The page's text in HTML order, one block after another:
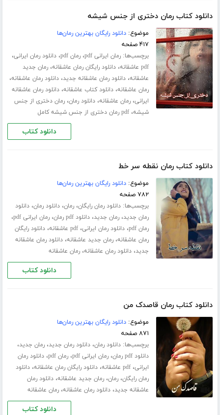
دانلود کتاب رمان دختری از جنس شیشه
موضوع:دانلود رایگان بهترین رمان‌ها
۴۱۷ صفحه
برچسب‌ها:رمان ایرانی pdf ،رمان pdf ،دانلود رمان ایرانی،
pdf عاشقانه ،دانلود رایگان رمان عاشقانه،رمان جدید
عاشقانه،دانلود رمان عاشقانه جدید،دانلود رمان عاشقانه،
رمان عاشقانه،دانلود کتاب عاشقانه،دانلود رمان عاشقانه
ایرانی،رمان عاشقانه،دانلود رمان،رمان دختری از جنس
شیشه،pdf رمان دختری از جنس شیشه کامل
دانلود کتاب
دانلود کتاب رمان نقطه سر خط
موضوع:دانلود رایگان بهترین رمان‌ها
۷۸۲ صفحه
برچسب‌ها:دانلود رمان رایگان،رمان،دانلود رمان،دانلود
رمان جدید،رمان جدید،دانلود pdf رمان ،رمان ایرانی pdf ،
رمان pdf ،دانلود رمان ایرانی،pdf عاشقانه ،دانلود رایگان
رمان عاشقانه،رمان جدید عاشقانه،دانلود رمان عاشقانه
جدید،دانلود رمان عاشقانه،رمان عاشقانه
دانلود کتاب
دانلود کتاب رمان قاصدک من
موضوع:دانلود رایگان بهترین رمان‌ها
۸۷۱ صفحه
برچسب‌ها:دانلود رمان،دانلود رمان جدید،رمان جدید،
دانلود pdf رمان ،رمان ایرانی pdf ،رمان pdf ،دانلود رمان
ایرانی،pdf عاشقانه ،دانلود رایگان رمان عاشقانه،دانلود
رمان رایگان،رمان،رمان جدید عاشقانه،دانلود رمان
عاشقانه جدید،دانلود رمان عاشقانه،رمان عاشقانه
دانلود کتاب